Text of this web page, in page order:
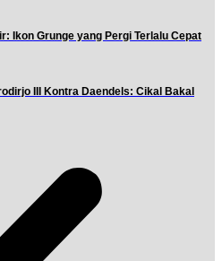
Ikon Grunge yang Pergi Terlalu Cepat
III Kontra Daendels: Cikal Bakal